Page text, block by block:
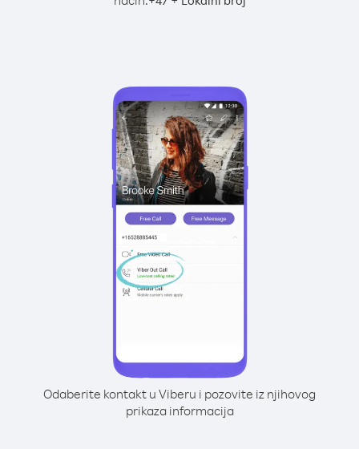
Odaberite kontakt u Viberu i pozovite iz njihovog
prikaza informacija